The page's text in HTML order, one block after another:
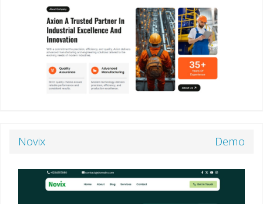
Novix Demo